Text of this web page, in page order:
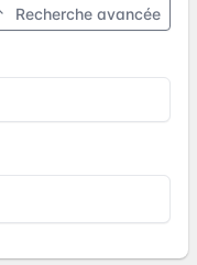
Recherche avancée